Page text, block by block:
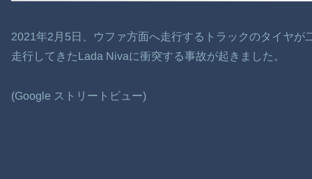
2021年2月5日、ウファ方面へ走行するトラックのタイヤ
走行してきたLada Nivaに衝突する事故が起きました。
(Google ストリートビュー)